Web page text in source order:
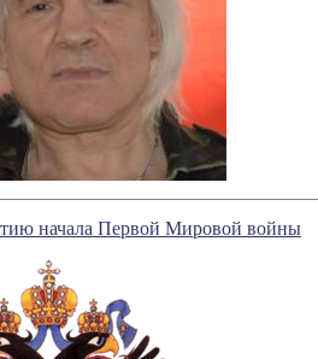
начала Первой Мировой войны